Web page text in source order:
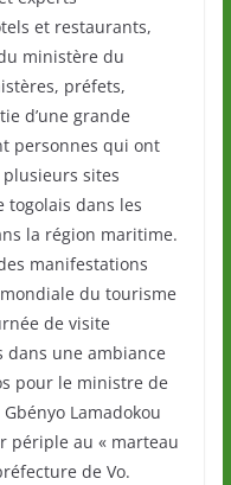
et restaurants,
ministère du
préfets,
d’une grande
personnes qui ont
sites
dans les
la région maritime.
manifestations
du tourisme
de visite
une ambiance
pour le ministre de
Lamadokou
périple au « marteau
de Vo.